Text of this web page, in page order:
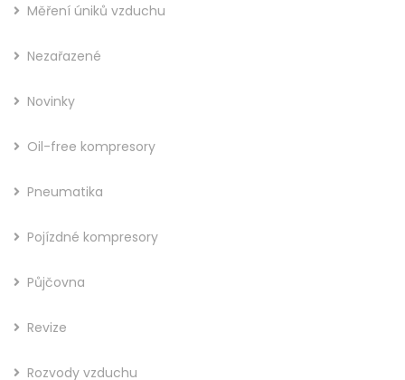
Měření úniků vzduchu
Nezařazené
Novinky
Oil-free kompresory
Pneumatika
Pojízdné kompresory
Půjčovna
Revize
Rozvody vzduchu